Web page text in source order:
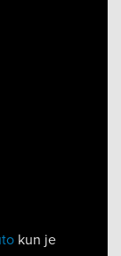
kun je